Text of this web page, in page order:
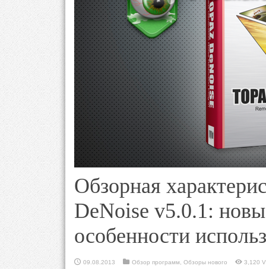
Обзорная
DeNoise v5.0.1:
особенности
09.08.2013 Обзор программ, Обзоры нового 3,120